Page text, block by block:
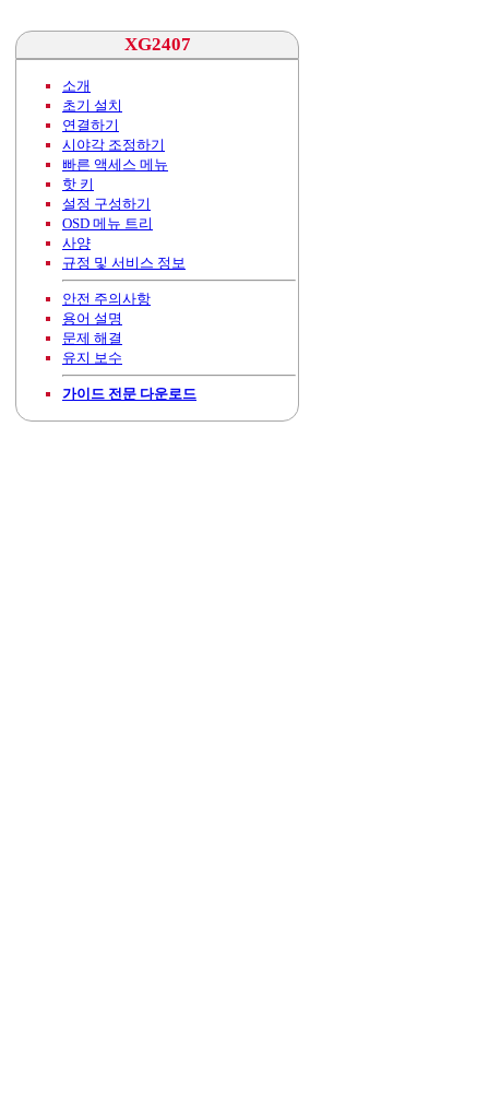
XG2407
소개
초기 설치
연결하기
시야각 조정하기
빠른 액세스 메뉴
핫 키
설정 구성하기
OSD 메뉴 트리
사양
규정 및 서비스 정보
안전 주의사항
용어 설명
문제 해결
유지 보수
가이드 전문 다운로드